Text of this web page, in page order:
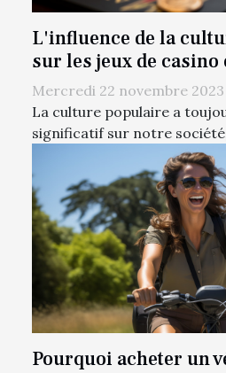
L'influence de la
sur les jeux de casino
Mercredi 22 novembre 2023
La culture populaire a
significatif sur notre
Pourquoi acheter un